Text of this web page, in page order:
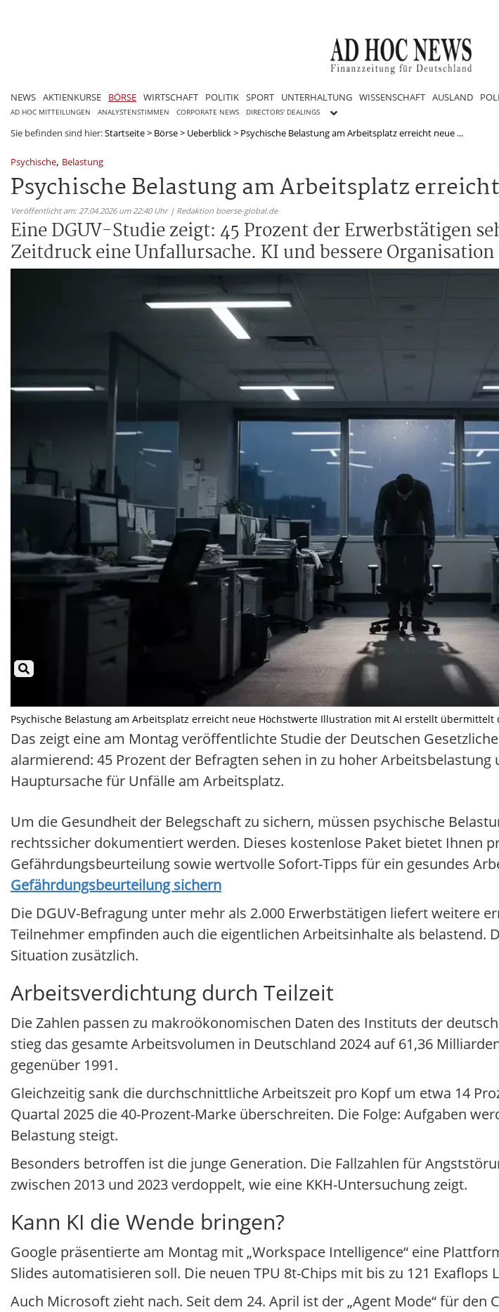
NEWS AKTIENKURSE BÖRSE WIRTSCHAFT POLITIK SPORT UNTERHALTUNG WISSENSCHAFT AUSLAND
AD HOC MITTEILUNGEN ANALYSTENSTIMMEN CORPORATE NEWS DIRECTORS' DEALINGS
Sie befinden sind hier:Startseite> Börse> Ueberblick> Psychische Belastung am Arbeitsplatz erreicht neue ...
Psychische, Belastung
Psychische Belastung am Arbeitsplatz
Veröffentlicht am: 27.04.2026 um 22:40 Uhr | Redaktion boerse-global.de
Eine DGUV-Studie zeigt: 45 Prozent der Erwerbstätigen
Zeitdruck eine Unfallursache. KI und bessere
Psychische Belastung am Arbeitsplatz erreicht neue Höchstwerte Illustration mit AI erstellt übermittelt
Das zeigt eine am Montag veröffentlichte Studie der Deutschen
alarmierend: 45 Prozent der Befragten sehen in zu hoher
Hauptursache für Unfälle am Arbeitsplatz.
Um die Gesundheit der Belegschaft zu sichern, müssen psychische
rechtssicher dokumentiert werden. Dieses kostenlose Paket bietet Ihnen
Gefährdungsbeurteilung sowie wertvolle Sofort-Tipps für ein gesundes
Gefährdungsbeurteilung sichern
Die DGUV-Befragung unter mehr als 2.000 Erwerbstätigen liefert weitere
Teilnehmer empfinden auch die eigentlichen Arbeitsinhalte als belastend.
Situation zusätzlich.
Arbeitsverdichtung durch Teilzeit
Die Zahlen passen zu makroökonomischen Daten des Instituts der
stieg das gesamte Arbeitsvolumen in Deutschland 2024 auf 61,36
gegenüber 1991.
Gleichzeitig sank die durchschnittliche Arbeitszeit pro Kopf um etwa 14
Quartal 2025 die 40-Prozent-Marke überschreiten. Die Folge: Aufgaben
Belastung steigt.
Besonders betroffen ist die junge Generation. Die Fallzahlen für
zwischen 2013 und 2023 verdoppelt, wie eine KKH-Untersuchung zeigt.
Kann KI die Wende bringen?
Google präsentierte am Montag mit „Workspace Intelligence“ eine
Slides automatisieren soll. Die neuen TPU 8t-Chips mit bis zu 121 Exaflops
Auch Microsoft zieht nach. Seit dem 24. April ist der „Agent Mode“ für den